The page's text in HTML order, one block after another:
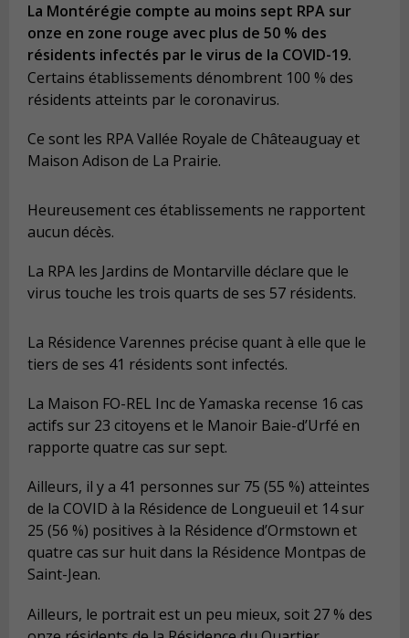
La Montérégie compte au moins sept RPA sur
onze en zone rouge avec plus de 50 % des
résidents infectés par le virus de la COVID-19.
Certains établissements dénombrent 100 % des
résidents atteints par le coronavirus.
Ce sont les RPA Vallée Royale de Châteauguay et
Maison Adison de La Prairie.
Heureusement ces établissements ne rapportent
aucun décès.
La RPA les Jardins de Montarville déclare que le
virus touche les trois quarts de ses 57 résidents.
La Résidence Varennes précise quant à elle que le
tiers de ses 41 résidents sont infectés.
La Maison FO-REL Inc de Yamaska recense 16 cas
actifs sur 23 citoyens et le Manoir Baie-d’Urfé en
rapporte quatre cas sur sept.
Ailleurs, il y a 41 personnes sur 75 (55 %) atteintes
de la COVID à la Résidence de Longueuil et 14 sur
25 (56 %) positives à la Résidence d’Ormstown et
quatre cas sur huit dans la Résidence Montpas de
Saint-Jean.
Ailleurs, le portrait est un peu mieux, soit 27 % des